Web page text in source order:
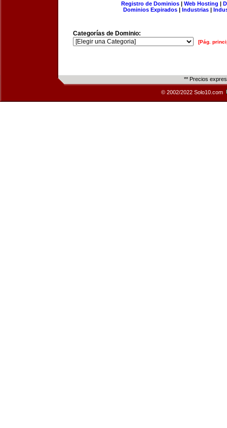
Registro de Dominios| Web Hosting |
Dominios Expirados | Industrias |
Categorías de Dominio:
[Pág.
** Precios
© 2002/2022 Solo10.com